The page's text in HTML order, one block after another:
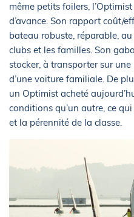
même petits foilers,
d’avance. Son rapport coût/
bateau robuste, réparable,
clubs et les familles. Son
stocker, à transporter sur
d’une voiture familiale. De
un Optimist acheté
conditions qu’un autre, ce
et la pérennité de la classe.